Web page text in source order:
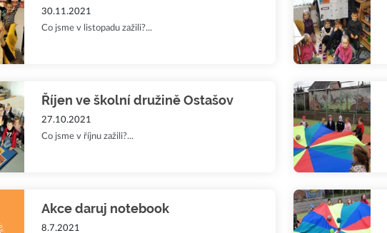
30.11.2021
Co jsme v listopadu zažili?...
Říjen ve školní družině Ostašov
27.10.2021
Co jsme v říjnu zažili?...
Akce daruj notebook
8.7.2021